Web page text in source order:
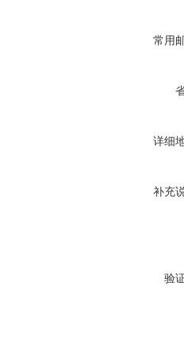
常用
详细
补充
验